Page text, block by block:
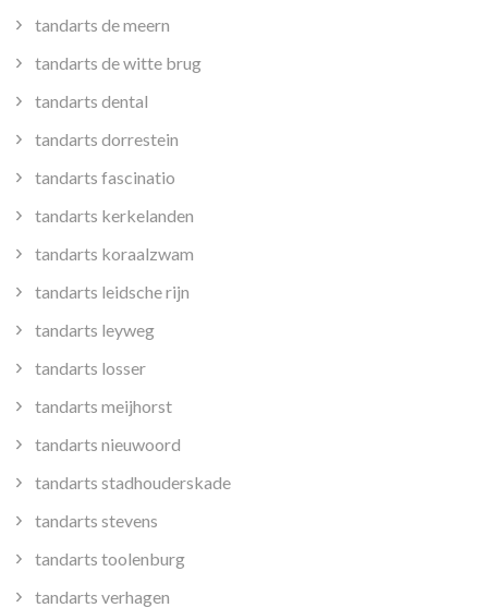
tandarts de meern
tandarts de witte brug
tandarts dental
tandarts dorrestein
tandarts fascinatio
tandarts kerkelanden
tandarts koraalzwam
tandarts leidsche rijn
tandarts leyweg
tandarts losser
tandarts meijhorst
tandarts nieuwoord
tandarts stadhouderskade
tandarts stevens
tandarts toolenburg
tandarts verhagen